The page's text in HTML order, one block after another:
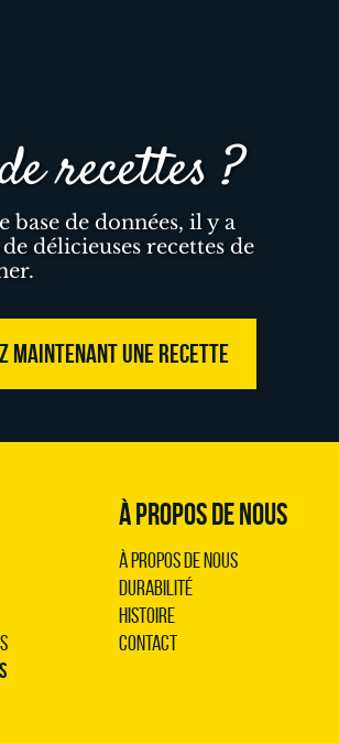
recettes ?
base de données, il y a
délicieuses recettes de
MAINTENANT UNE RECETTE
À PROPOS DE NOUS
À propos de nous
Durabilité
Histoire
Contact